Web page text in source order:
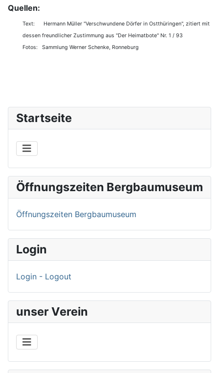
Quellen:
Text: Hermann Müller "Verschwundene Dörfer in Ostthüringen", zitiert mit
dessen freundlicher Zustimmung aus "Der Heimatbote" Nr. 1 / 93
Fotos: Sammlung Werner Schenke, Ronneburg
Startseite
Öffnungszeiten Bergbaumuseum
Öffnungszeiten Bergbaumuseum
Login
Login - Logout
unser Verein